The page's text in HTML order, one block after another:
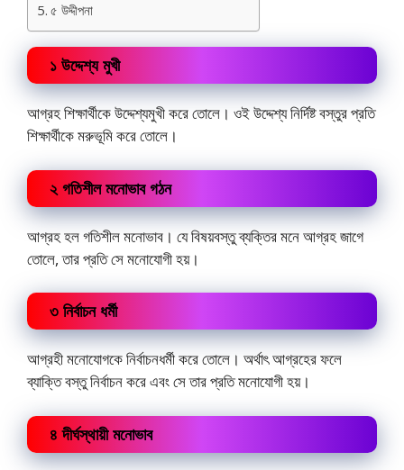
৫ উদ্দীপনা
১ উদ্দেশ্য মুখী
আগ্রহ শিক্ষার্থীকে উদ্দেশ্যমুখী করে তোলে। ওই উদ্দেশ্য নির্দিষ্ট বস্তুর প্রতি
শিক্ষার্থীকে মরুভূমি করে তোলে।
২ গতিশীল মনোভাব গঠন
আগ্রহ হল গতিশীল মনোভাব। যে বিষয়বস্তু ব্যক্তির মনে আগ্রহ জাগে
তোলে, তার প্রতি সে মনোযোগী হয়।
৩ নির্বাচন ধর্মী
আগ্রহী মনোযোগকে নির্বাচনধর্মী করে তোলে। অর্থাৎ আগ্রহের ফলে
ব্যাক্তি বস্তু নির্বাচন করে এবং সে তার প্রতি মনোযোগী হয়।
৪ দীর্ঘস্থায়ী মনোভাব